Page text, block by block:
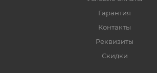
Гарантия
Контакты
Реквизиты
Скидки